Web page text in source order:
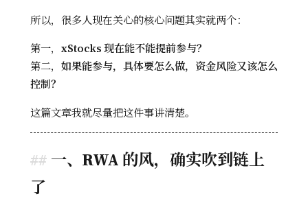
所以，很多人现在关心的核心问题其实就两个：
第一， xStocks 现在能不能提前参与？
第二， 如果能参与，具体要怎么做，资金风险又该怎么
控制？
这篇文章我就尽量把这件事讲清楚。
一、RWA 的风，确实吹到链上
了